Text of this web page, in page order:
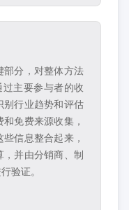
部分，对整体方法
主要参与者的收
别行业趋势和评估
免费来源收集，
信息整合起来，
，并由分销商、制
验证。